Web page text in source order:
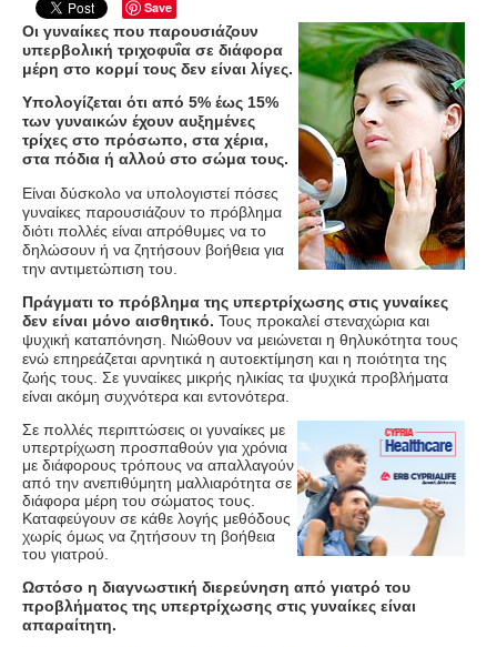
Save
Οι γυναίκες που παρουσιάζουν
υπερβολική τριχοφυΐα σε διάφορα
μέρη στο κορμί τους δεν είναι λίγες.
Υπολογίζεται ότι από 5% έως 15%
των γυναικών έχουν αυξημένες
τρίχες στο πρόσωπο, στα χέρια,
στα πόδια ή αλλού στο σώμα τους.
Είναι δύσκολο να υπολογιστεί πόσες
γυναίκες παρουσιάζουν το πρόβλημα
διότι πολλές είναι απρόθυμες να το
δηλώσουν ή να ζητήσουν βοήθεια για
την αντιμετώπιση του.
Πράγματι το πρόβλημα της υπερτρίχωσης στις γυναίκες
δεν είναι μόνο αισθητικό. Τους προκαλεί στεναχώρια και
ψυχική καταπόνηση. Νιώθουν να μειώνεται η θηλυκότητα τους
ενώ επηρεάζεται αρνητικά η αυτοεκτίμηση και η ποιότητα της
ζωής τους. Σε γυναίκες μικρής ηλικίας τα ψυχικά προβλήματα
είναι ακόμη συχνότερα και εντονότερα.
Σε πολλές περιπτώσεις οι γυναίκες με
υπερτρίχωση προσπαθούν για χρόνια
με διάφορους τρόπους να απαλλαγούν
από την ανεπιθύμητη μαλλιαρότητα σε
διάφορα μέρη του σώματος τους.
Καταφεύγουν σε κάθε λογής μεθόδους
χωρίς όμως να ζητήσουν τη βοήθεια
του γιατρού.
Ωστόσο η διαγνωστική διερεύνηση από γιατρό του
προβλήματος της υπερτρίχωσης στις γυναίκες είναι
απαραίτητη.